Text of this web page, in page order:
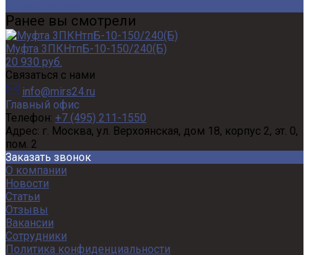
Ранее вы смотрели
Муфта 3ПКНтпБ-10-150/240(Б)
20 930 руб.
Связаться с нами
info@mirs24.ru
Главный офис
Телефон: +7 (495) 211-1550
Адрес: г. Москва, ул. Верхоянская, дом 18, корпус 2, эт. 0,
пом. 2
Заказать звонок
О компании
Новости
Статьи
Отзывы
Вакансии
Сотрудники
Политика конфиденциальности